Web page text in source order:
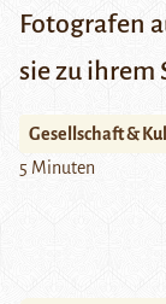
Fotografen
sie zu ihrem
Gesellschaft &
5 Minuten